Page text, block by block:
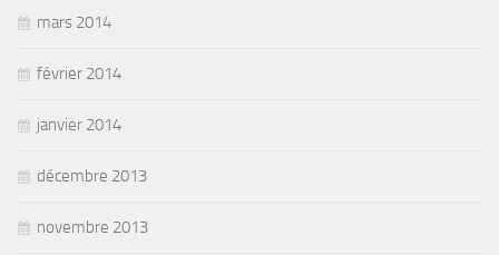
mars 2014
février 2014
janvier 2014
décembre 2013
novembre 2013